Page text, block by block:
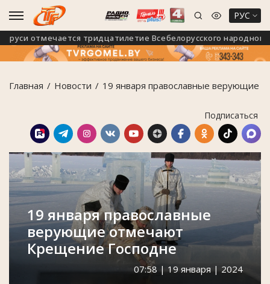
РУС
отмечается тридцатилетие Всебелорусского народного
Главная Новости 19 января православные верующие
Подписаться
19 января православные
верующие отмечают
Крещение Господне
07:58 | 19 января | 2024